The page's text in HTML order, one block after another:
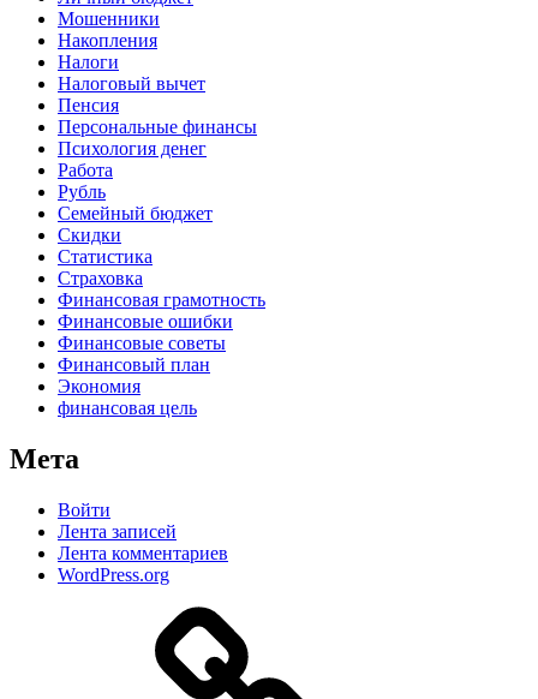
Мошенники
Накопления
Налоги
Налоговый вычет
Пенсия
Персональные финансы
Психология денег
Работа
Рубль
Семейный бюджет
Скидки
Статистика
Страховка
Финансовая грамотность
Финансовые ошибки
Финансовые советы
Финансовый план
Экономия
финансовая цель
Мета
Войти
Лента записей
Лента комментариев
WordPress.org